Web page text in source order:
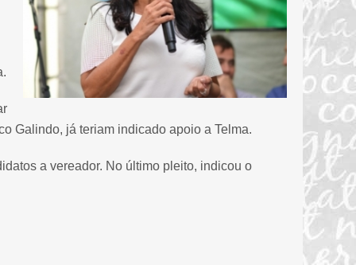
Galindo, já teriam indicado apoio a Telma.
a vereador. No último pleito, indicou o